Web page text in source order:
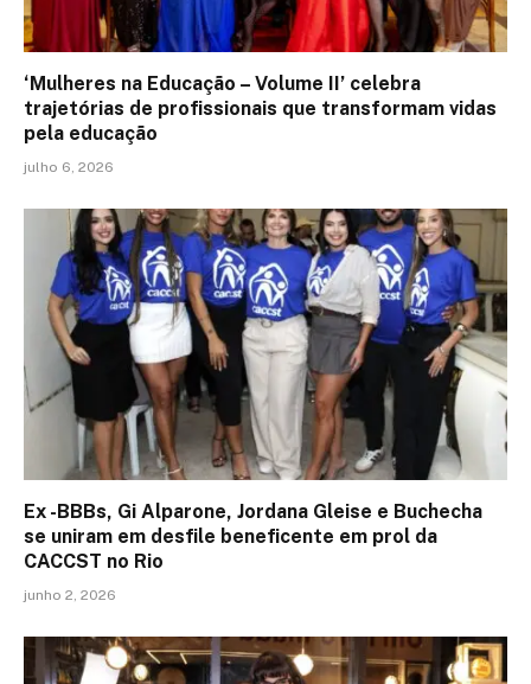
‘Mulheres na Educação – Volume II’ celebra
trajetórias de profissionais que transformam vidas
pela educação
julho 6, 2026
Ex -BBBs, Gi Alparone, Jordana Gleise e Buchecha
se uniram em desfile beneficente em prol da
CACCST no Rio
junho 2, 2026